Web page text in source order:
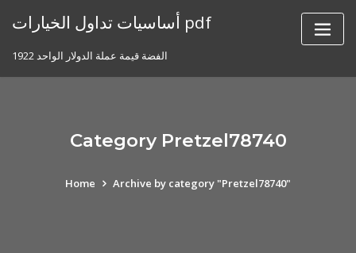
أساسيات تداول الخيارات pdf
1922 الفضة قيمة عملة الدولار الواحد
Category Pretzel78740
Home Archive by category "Pretzel78740"